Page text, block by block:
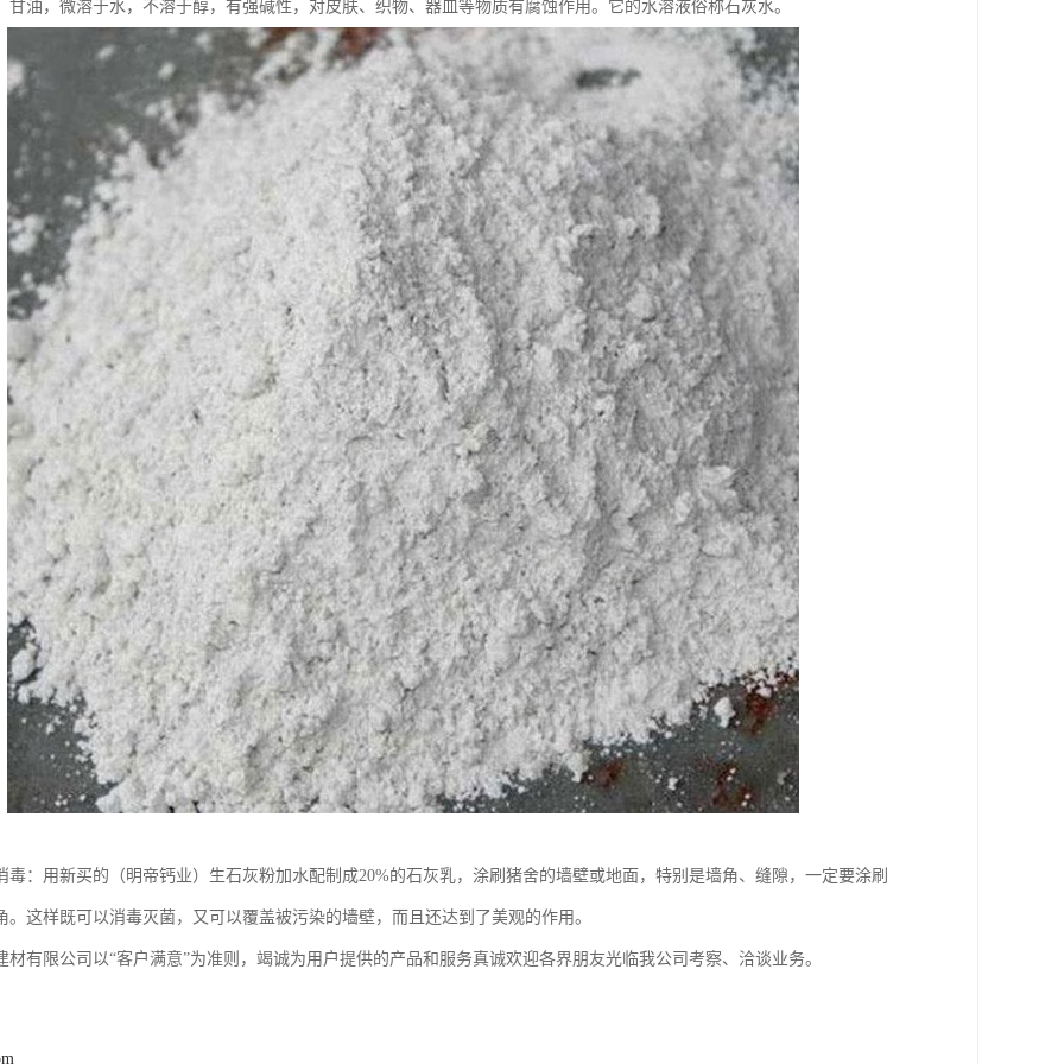
甘油，微溶于水，不溶于醇，有强碱性，对皮肤、织物、器皿等物质有腐蚀作用。它的水溶液俗称石灰水。
毒：用新买的（明帝钙业）生石灰粉加水配制成20%的石灰乳，涂刷猪舍的墙壁或地面，特别是墙角、缝隙，一定要涂刷
。这样既可以消毒灭菌，又可以覆盖被污染的墙壁，而且还达到了美观的作用。
材有限公司以“客户满意”为准则，竭诚为用户提供的产品和服务真诚欢迎各界朋友光临我公司考察、洽谈业务。